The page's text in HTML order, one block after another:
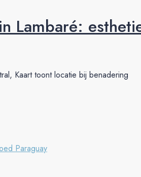
Lambaré:
Kaart toont locatie bij benadering
Paraguay